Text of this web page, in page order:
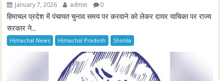
January 7, 2026 admin 0
हिमाचल प्रदेश में पंचायत चुनाव समय पर करवाने को लेकर दायर याचिका पर राज्य
सरकार ने...
Himachal News Himachal Pradesh Shimla